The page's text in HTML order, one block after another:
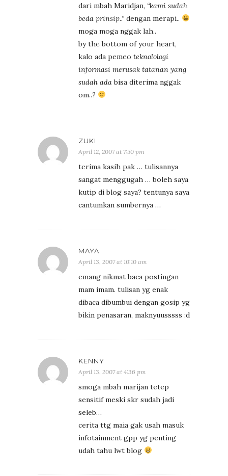
dari mbah Maridjan, “kami sudah
beda prinsip..” dengan merapi..
moga moga nggak lah..
by the bottom of your heart,
kalo ada pemeo teknolologi
informasi merusak tatanan yang
sudah adabisa diterima nggak
om..?
ZUKI
April 12, 2007 at 7:50 pm
terima kasih pak … tulisannya
sangat menggugah … boleh saya
kutip di blog saya? tentunya saya
cantumkan sumbernya …
MAYA
April 13, 2007 at 10:10 am
emang nikmat baca postingan
mam imam. tulisan yg enak
dibaca dibumbui dengan gosip yg
bikin penasaran, maknyuusssss :d
KENNY
April 13, 2007 at 4:36 pm
smoga mbah marijan tetep
sensitif meski skr sudah jadi
seleb…
cerita ttg maia gak usah masuk
infotainment gpp yg penting
udah tahu lwt blog